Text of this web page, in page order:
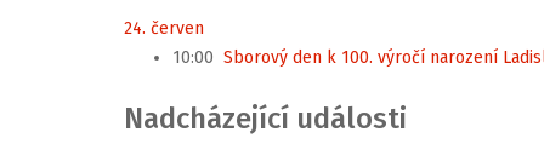
24. červen
10:00 Sborový den k 100. výročí narození
Nadcházející události